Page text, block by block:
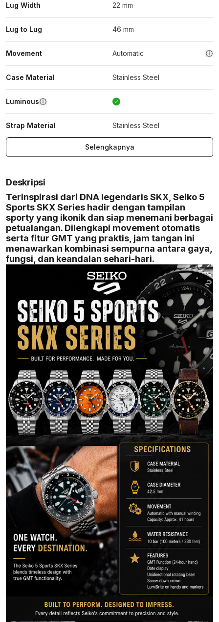
Lug Width 22 mm
Lug to Lug 46 mm
Movement Automatic
Case Material Stainless Steel
Luminous
Strap Material Stainless Steel
Selengkapnya
Deskripsi
Terinspirasi dari DNA legendaris SKX, Seiko 5
Sports SKX Series hadir dengan tampilan
sporty yang ikonik dan siap menemani berbagai
petualangan. Dilengkapi movement otomatis
serta fitur GMT yang praktis, jam tangan ini
menawarkan kombinasi sempurna antara gaya,
fungsi, dan keandalan sehari-hari.